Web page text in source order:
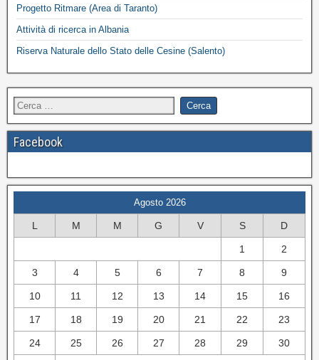
Progetto Ritmare (Area di Taranto)
Attività di ricerca in Albania
Riserva Naturale dello Stato delle Cesine (Salento)
Facebook
Agosto 2026
L M M G V S D
1 2
3 4 5 6 7 8 9
10 11 12 13 14 15 16
17 18 19 20 21 22 23
24 25 26 27 28 29 30